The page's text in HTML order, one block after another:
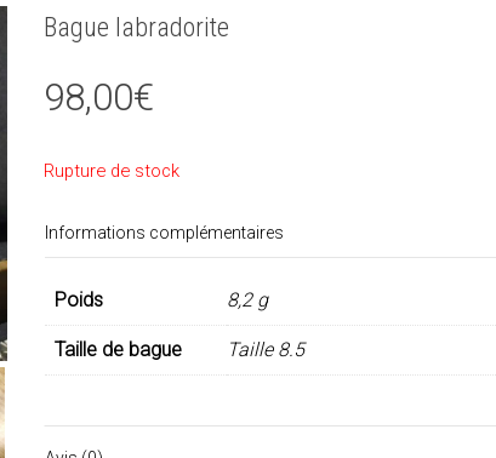
Bague labradorite
98,00€
Rupture de stock
Informations complémentaires
Poids 8,2 g
Taille de bague Taille 8.5